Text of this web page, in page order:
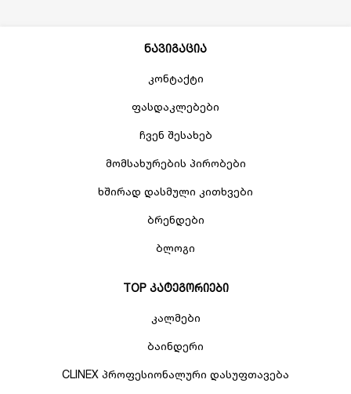
ნავიგაცია
კონტაქტი
ფასდაკლებები
ჩვენ შესახებ
მომსახურების პირობები
ხშირად დასმული კითხვები
ბრენდები
ბლოგი
TOP კატეგორიები
კალმები
ბაინდერი
CLINEX პროფესიონალური დასუფთავება